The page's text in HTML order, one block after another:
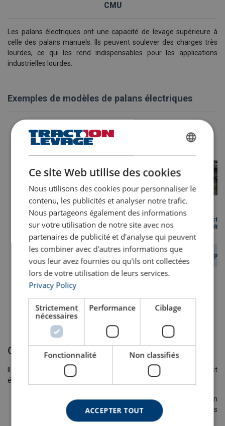
CMU
Les palans électriques ont une capacité de levage supérieure à
celle des palans manuels. Ils peuvent soulever des charges très
lourdes, ce qui les rend indispensables pour les applications
industrielles lourdes.
Exemples de modèles de palans électriques
Palan électrique
ER2 mono-vitesse
Voir le produit
Palan électrique
ER2 deux vitesses
Voir le produit
Palan
sangle
BH
Voir le
Voir toute la gamme de palans manuels et électriques
Conclusion
Il y a donc 4 différences principales entre les palans manuels et
électriques :
La première différence est lasource d'énergie
. Un palan
manuel va fonctionner grâce à la force humaine tandis
qu'un palan électrique grâce à son moteur électrique.
Ce site Web utilise des cookies
Nous utilisons des cookies pour personnaliser le
contenu, les publicités et analyser notre trafic.
Nous partageons également des informations
sur votre utilisation de notre site avec nos
partenaires de publicité et d'analyse qui peuvent
les combiner avec d'autres informations que
vous leur avez fournies ou qu'ils ont collectées
lors de votre utilisation de leurs services.
Privacy Policy
Strictement
nécessaires
Performance Ciblage
Fonctionnalité Non classifiés
ACCEPTER TOUT